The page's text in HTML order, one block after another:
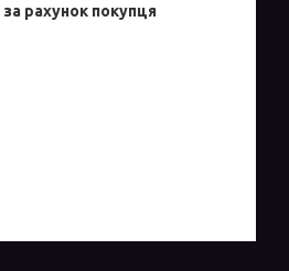
за рахунок покупця